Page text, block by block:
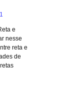
e
nesse
reta e
de